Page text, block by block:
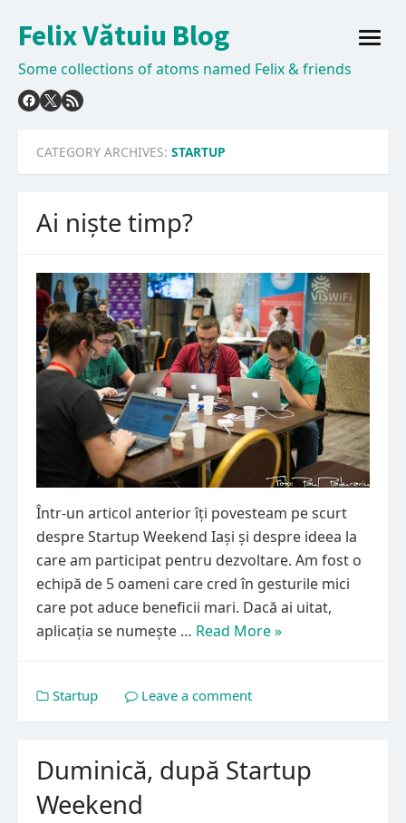
to
Felix Vătuiu Blog
Some collections of atoms named Felix & friends
open
CATEGORY ARCHIVES: STARTUP
Ai niște timp?
Într-un articol anterior îți povesteam pe scurt
despre Startup Weekend Iași și despre ideea la
care am participat pentru dezvoltare. Am fost o
echipă de 5 oameni care cred în gesturile mici
care pot aduce beneficii mari. Dacă ai uitat,
aplicația se numește … Read More »
Startup Leave a comment
Duminică, după Startup
Weekend